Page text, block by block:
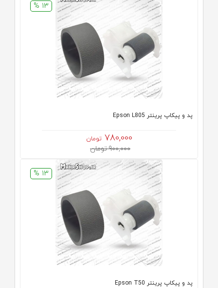
13 %
پد و پیکاپ پرینتر Epson L805
780,000 تومان
900,000 تومان
13 %
پد و پیکاپ پرینتر Epson T50